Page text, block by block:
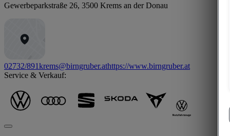
Gewerbeparkstraße 26, 3500 Krems an der Donau
02732/891krems@birngruber.athttps://www.birngruber.at
Service & Verkauf: